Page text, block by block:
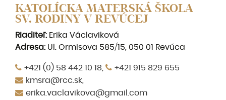
KATOLÍCKA MATERSKÁ ŠKOLA
SV. RODINY V REVÚCEJ
Riaditeľ: Erika Václaviková
Adresa: Ul. Ormisova 585/15, 050 01 Revúca
+421 (0) 58 442 10 18
+421 915 829 655
kmsra@rcc.sk
erika.vaclavikova@gmail.com